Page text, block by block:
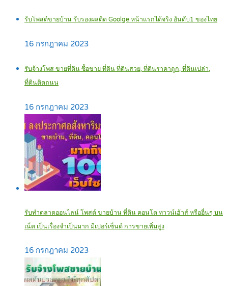
รับโพสต์ขายบ้าน รับรองผลติด Goolge หน้าแรกได้จริง อันดับ1 ของไทย
16 กรกฎาคม 2023
รับจ้างโพส ขายที่ดิน ซื้อขาย ที่ดิน ที่ดินสวย, ที่ดินราคาถูก, ที่ดินเปล่า,
ที่ดินติดถนน
16 กรกฎาคม 2023
รับทำตลาดออนไลน์ โพสต์ ขายบ้าน ที่ดิน คอนโด ทาวน์เฮ้าส์ หรืออื่นๆ บน
เน็ต เป็นเรื่องจำเป็นมาก มีเปอร์เซ็นต์ การขายเพิ่มสูง
16 กรกฎาคม 2023